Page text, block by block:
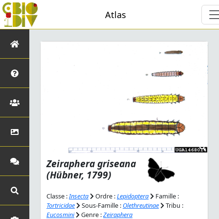
Atlas
Zeiraphera griseana
(Hübner, 1799)
Classe :Insecta Ordre :Lepidoptera
Famille :
Tortricidae
Sous-Famille : Olethreutinae
Tribu :
Eucosmini
Genre :Zeiraphera